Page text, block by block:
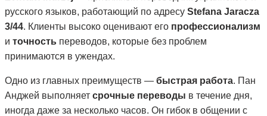
русского языков, работающий по адресу Stefana Jaracza
3/44. Клиенты высоко оценивают его профессионализм
и точность переводов, которые без проблем
принимаются в ужендах.
Одно из главных преимуществ — быстрая работа. Пан
Анджей выполняет срочные переводы в течение дня,
иногда даже за несколько часов. Он гибок в общении с